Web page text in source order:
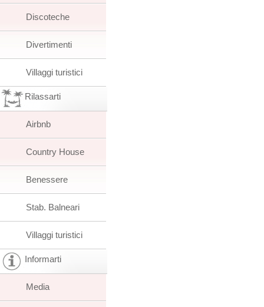
Discoteche
Divertimenti
Villaggi turistici
Rilassarti
Airbnb
Country House
Benessere
Stab. Balneari
Villaggi turistici
Informarti
Media